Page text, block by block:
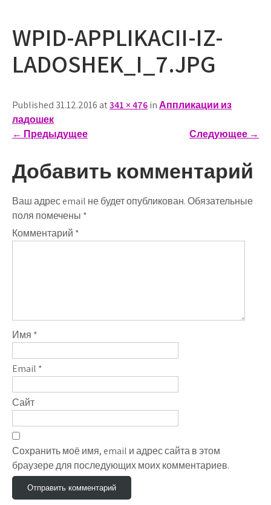
WPID-APPLIKACII-IZ-
LADOSHEK_I_7.JPG
Published 31.12.2016 at341 × 476inАппликации из
ладошек
← Предыдущее Следующее →
Добавить комментарий
Ваш адрес email не будет опубликован.Обязательные
поля помечены *
Комментарий *
Имя *
Email *
Сайт
Сохранить моё имя, email и адрес сайта в этом
браузере для последующих моих комментариев.